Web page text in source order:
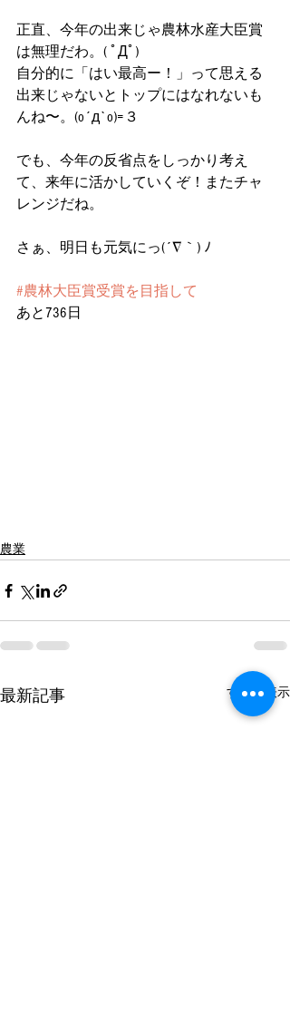
正直、今年の出来じゃ農林水産大臣賞
は無理だわ。( ﾟДﾟ)
自分的に「はい最高ー！」って思える
出来じゃないとトップにはなれないも
んね〜。(o´д`o)=３
でも、今年の反省点をしっかり考え
て、来年に活かしていくぞ！またチャ
レンジだね。
さぁ、明日も元気にっ(´∇｀) ﾉ
#農林大臣賞受賞を目指して
あと736日
農業
最新記事 すべて表示